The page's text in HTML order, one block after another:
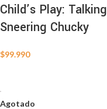
Child’s Play: Talking
Sneering Chucky
$99.990
Agotado